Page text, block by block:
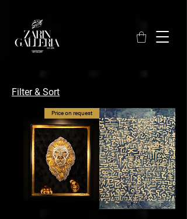
Filter & Sort
Price on request